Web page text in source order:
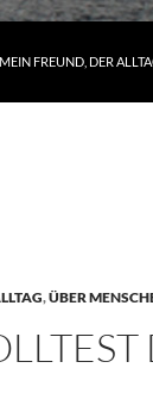
MEIN FREUND, DER
,ÜBER